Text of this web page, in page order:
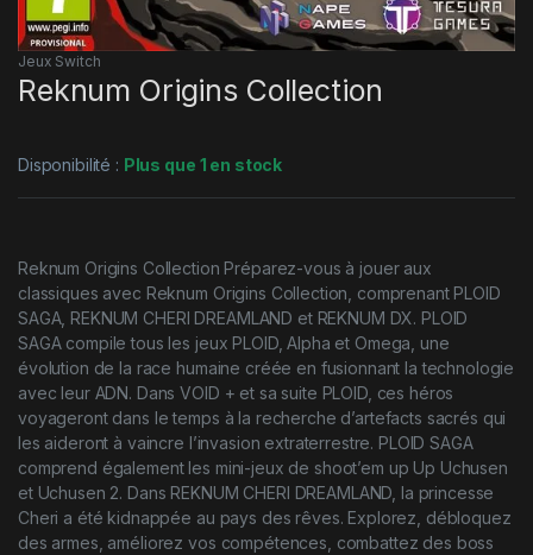
Jeux Switch
Reknum Origins Collection
Disponibilité : Plus que 1 en stock
Reknum Origins Collection Préparez-vous à jouer aux
classiques avec Reknum Origins Collection, comprenant PLOID
SAGA, REKNUM CHERI DREAMLAND et REKNUM DX. PLOID
SAGA compile tous les jeux PLOID, Alpha et Omega, une
évolution de la race humaine créée en fusionnant la technologie
avec leur ADN. Dans VOID + et sa suite PLOID, ces héros
voyageront dans le temps à la recherche d’artefacts sacrés qui
les aideront à vaincre l’invasion extraterrestre. PLOID SAGA
comprend également les mini-jeux de shoot’em up Up Uchusen
et Uchusen 2. Dans REKNUM CHERI DREAMLAND, la princesse
Cheri a été kidnappée au pays des rêves. Explorez, débloquez
des armes, améliorez vos compétences, combattez des boss